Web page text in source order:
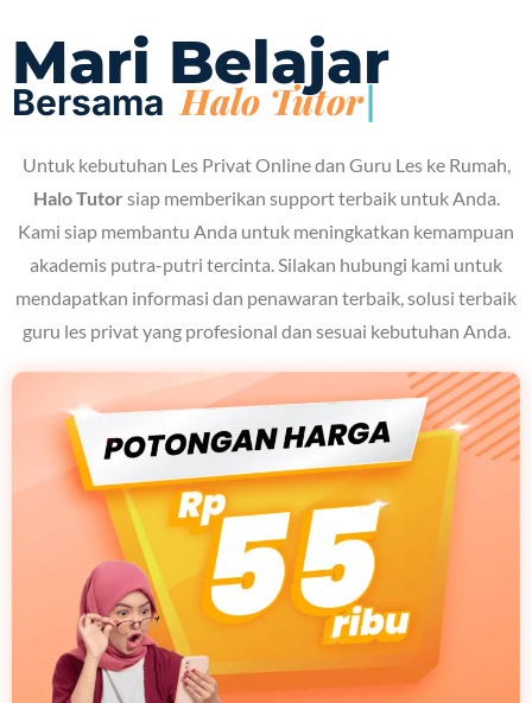
Mari Belajar
Bersama Hal
Untuk kebutuhan Les Privat Online dan Guru Les ke Rumah,
Halo Tutor siap memberikan support terbaik untuk Anda.
Kami siap membantu Anda untuk meningkatkan kemampuan
akademis putra-putri tercinta. Silakan hubungi kami untuk
mendapatkan informasi dan penawaran terbaik, solusi terbaik
guru les privat yang profesional dan sesuai kebutuhan Anda.